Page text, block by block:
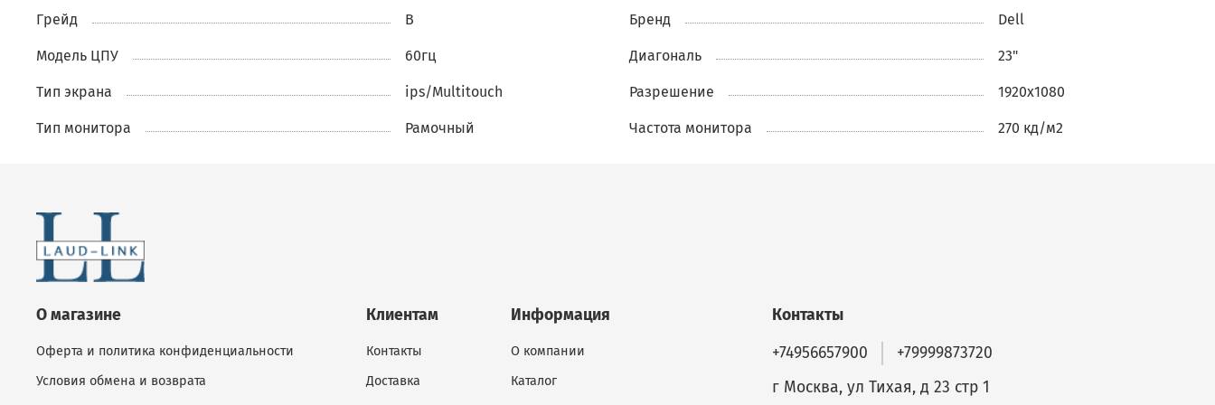
обеспечивает плавную работу без задержек, а яркость270
условий освещения.
Основные характеристики:
Диагональ:
продуктивности в повседневных задачах или творческих
Грейд B Бренд Dell
Модель ЦПУ 60гц Диагональ 23"
Тип экрана ips/Multitouch Разрешение 1920x1080
Тип монитора Рамочный Частота монитора 270 кд/м2
О магазине
Оферта и политика конфиденциальности
Условия обмена и возврата
Клиентам
Контакты
Доставка
Информация
О компании
Каталог
Контакты
+74956657900
+79999873720
г Москва, ул Тихая, д 23 стр 1